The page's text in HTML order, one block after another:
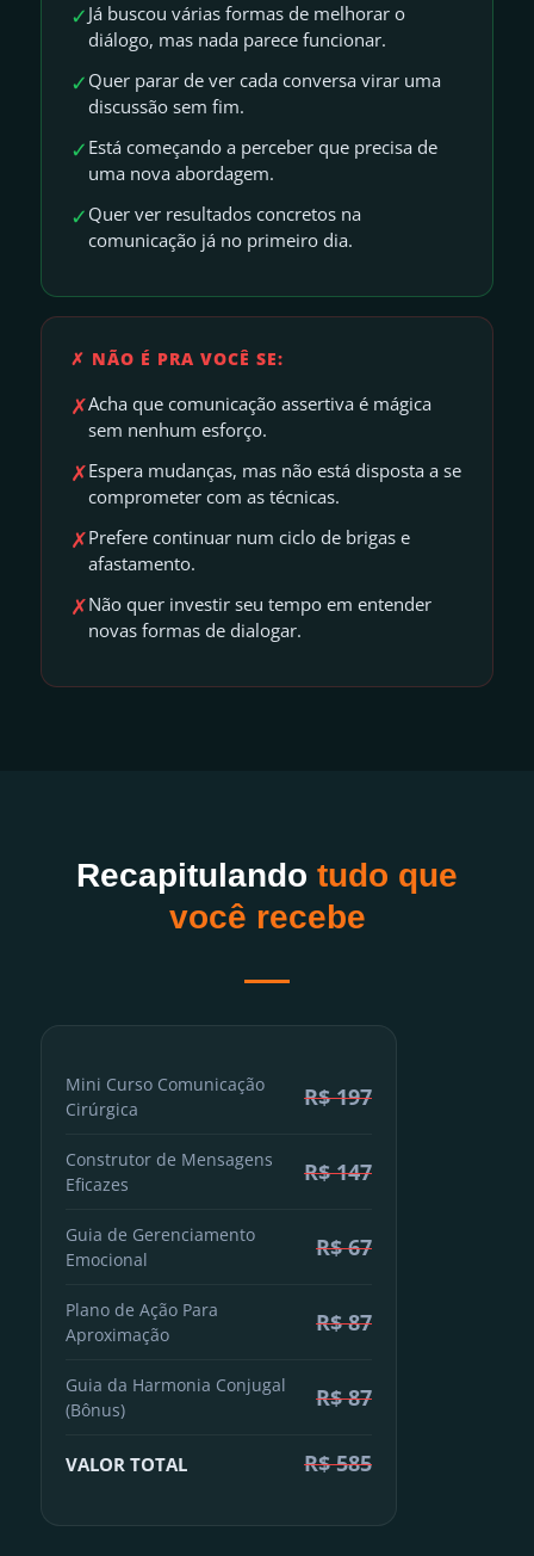
✓Já buscou várias formas de melhorar o
diálogo, mas nada parece funcionar.
✓ Quer parar de ver cada conversa virar uma
discussão sem fim.
✓ Está começando a perceber que precisa de
uma nova abordagem.
✓ Quer ver resultados concretos na
comunicação já no primeiro dia.
✗ NÃO É PRA VOCÊ SE:
✗Acha que comunicação assertiva é mágica
sem nenhum esforço.
✗Espera mudanças, mas não está disposta a se
comprometer com as técnicas.
✗Prefere continuar num ciclo de brigas e
afastamento.
✗Não quer investir seu tempo em entender
novas formas de dialogar.
Recapitulando tudo que
você recebe
Mini Curso Comunicação
Cirúrgica
R$ 197
Construtor de Mensagens
Eficazes
R$ 147
Guia de Gerenciamento
Emocional
R$ 67
Plano de Ação Para
Aproximação
R$ 87
Guia da Harmonia Conjugal
(Bônus)
R$ 87
VALOR TOTAL R$ 585